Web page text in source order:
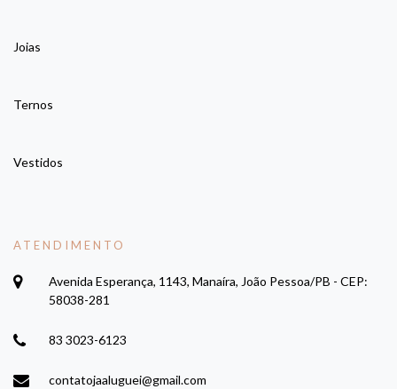
Joias
Ternos
Vestidos
ATENDIMENTO
Avenida Esperança, 1143, Manaíra, João Pessoa/PB - CEP:
58038-281
83 3023-6123
contatojaaluguei@gmail.com